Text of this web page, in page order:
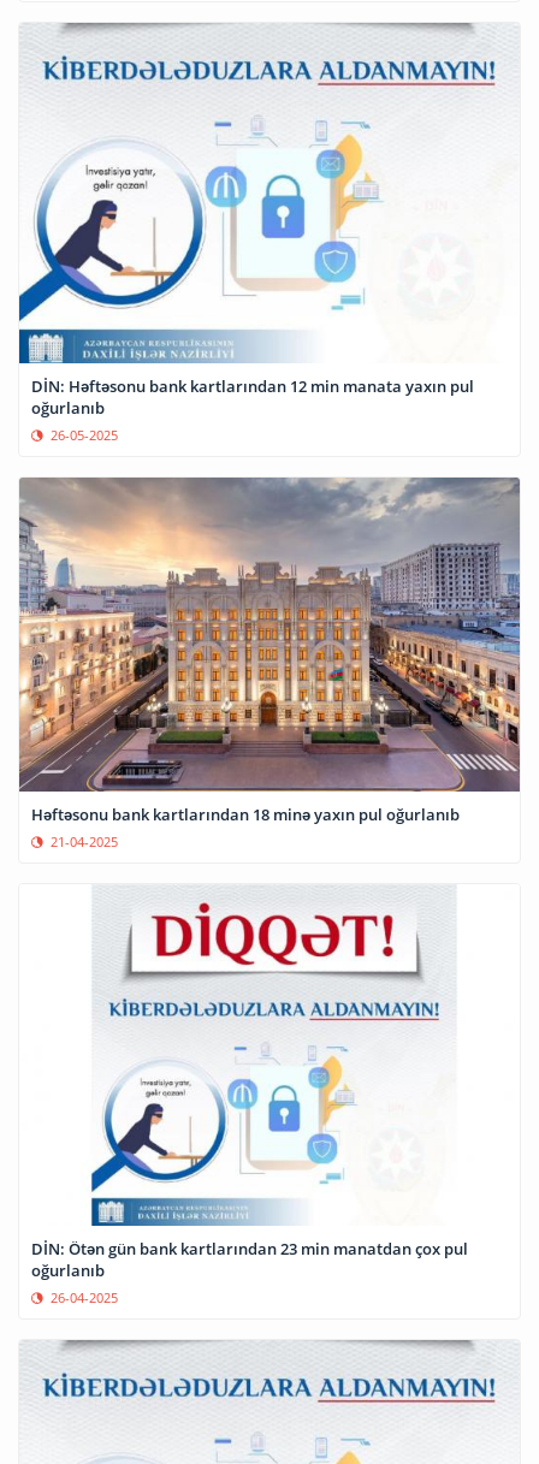
DİN: Həftəsonu bank kartlarından 12 min manata yaxın pul
oğurlanıb
26-05-2025
Həftəsonu bank kartlarından 18 minə yaxın pul oğurlanıb
21-04-2025
DİN: Ötən gün bank kartlarından 23 min manatdan çox pul
oğurlanıb
26-04-2025